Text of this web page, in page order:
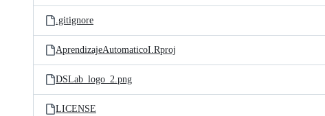
.gitignore
AprendizajeAutomaticoI.Rproj
DSLab_logo_2.png
LICENSE